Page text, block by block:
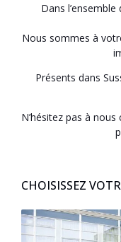
Dans
Nous sommes à
Présents dans
N’hésitez pas à
CHOISISSEZ